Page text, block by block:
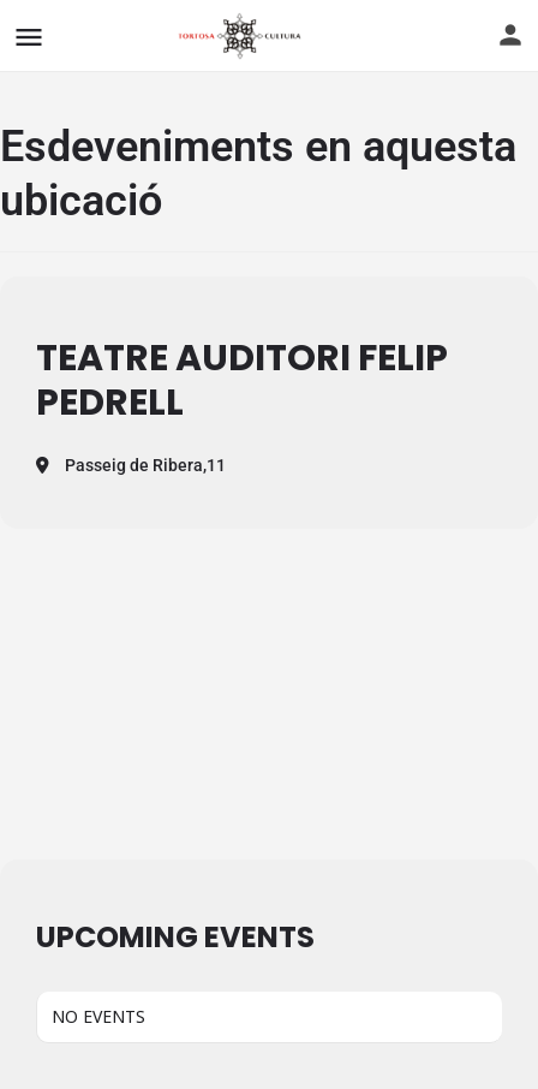
Esdeveniments en aquesta
ubicació
TEATRE AUDITORI FELIP
PEDRELL
Passeig de Ribera,11
UPCOMING EVENTS
NO EVENTS